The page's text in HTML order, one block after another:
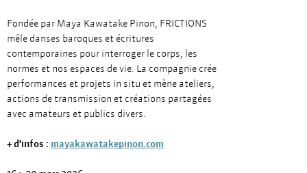
Fondée par Maya Kawatake Pinon, FRICTIONS
mêle danses baroques et écritures
contemporaines pour interroger le corps, les
normes et nos espaces de vie. La compagnie crée
performances et projets in situ et mène ateliers,
actions de transmission et créations partagées
avec amateurs et publics divers.
+ d'infos : mayakawatakepinon.com